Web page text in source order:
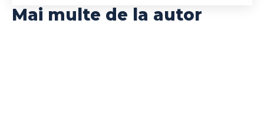
Mai multe de la autor